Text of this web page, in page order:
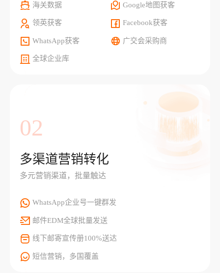
海关数据 Google地图获客
领英获客 Facebook获客
WhatsApp获客 广交会采购商
全球企业库
02
多渠道营销转化
多元营销渠道，批量触达
WhatsApp企业号一键群发
邮件EDM全球批量发送
线下邮寄宣传册100%送达
短信营销，多国覆盖